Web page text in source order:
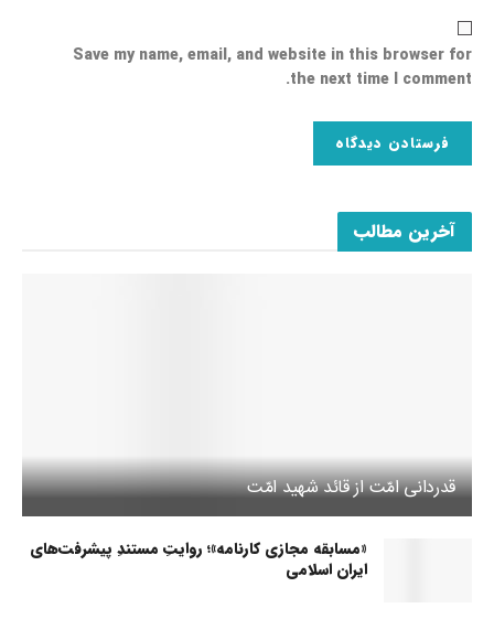
آخرین مطالب
قدردانی امّت از قائد شهید امّت
«مسابقه مجازی کارنامه»؛ روایتِ مستندِ پیشرفت‌های
ایران اسلامی
Save my name, email, and website in this browser for
the next time I comment.